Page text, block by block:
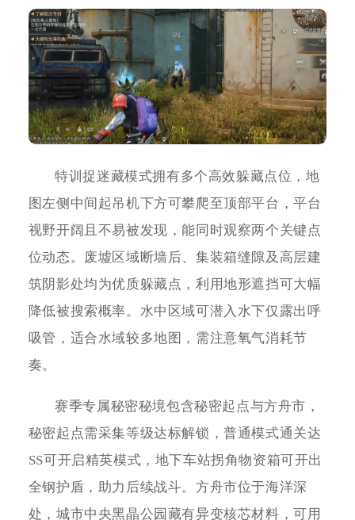
特训捉迷藏模式拥有多个高效躲藏点位，地
图左侧中间起吊机下方可攀爬至顶部平台，平台
视野开阔且不易被发现，能同时观察两个关键点
位动态。废墟区域断墙后、集装箱缝隙及高层建
筑阴影处均为优质躲藏点，利用地形遮挡可大幅
降低被搜索概率。水中区域可潜入水下仅露出呼
吸管，适合水域较多地图，需注意氧气消耗节
奏。
赛季专属秘密秘境包含秘密起点与方舟市，
秘密起点需采集等级达标解锁，普通模式通关达
SS可开启精英模式，地下车站拐角物资箱可开出
全钢护盾，助力后续战斗。方舟市位于海洋深
处，城市中央黑晶公园藏有异变核芯材料，可用